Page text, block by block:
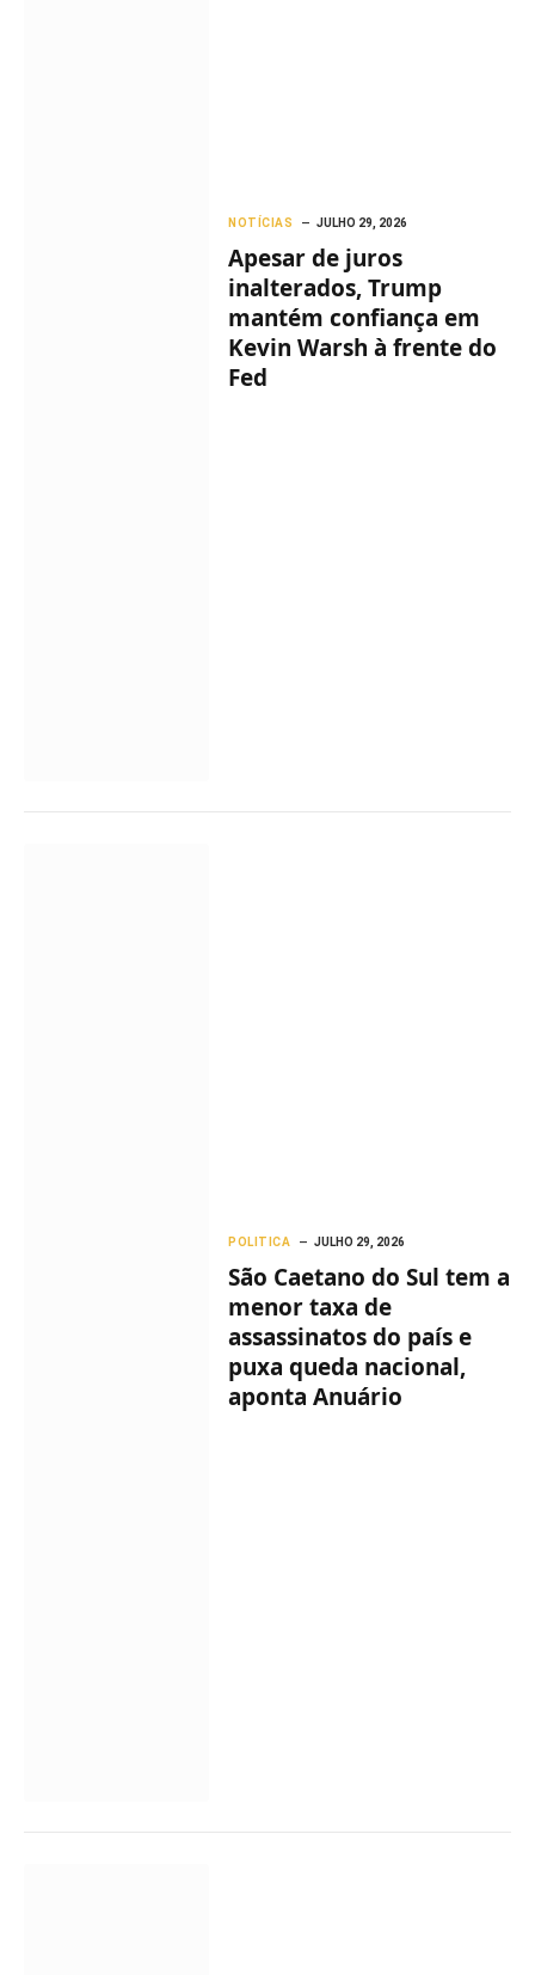
NOTÍCIAS JULHO 29, 2026
Apesar de juros
inalterados, Trump
mantém confiança em
Kevin Warsh à frente do
Fed
POLITICA JULHO 29, 2026
São Caetano do Sul tem a
menor taxa de
assassinatos do país e
puxa queda nacional,
aponta Anuário